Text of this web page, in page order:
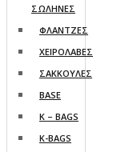
ΣΩΛΗΝΕΣ
ΦΛΑΝΤΖΕΣ
ΧΕΙΡΟΛΑΒΕΣ
ΣΑΚΚΟΥΛΕΣ
BASE
K – BAGS
K-BAGS